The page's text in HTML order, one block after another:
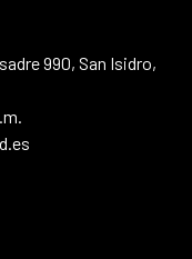
990, San Isidro,